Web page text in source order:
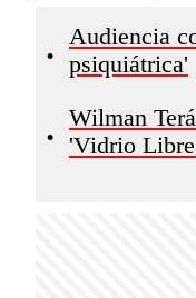
•
Audiencia
psiquiátrica'
•
Wilman
'Vidrio